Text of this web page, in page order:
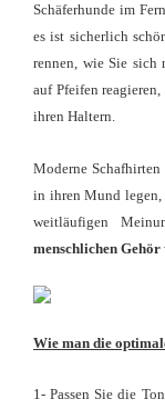
Schäferhunde im
es ist sicherlich
rennen, wie Sie sich
auf Pfeifen
ihren Haltern.
Moderne
in ihren Mund legen,
weitläufigen
menschlichen Gehör
Wie man die
1- Passen Sie die